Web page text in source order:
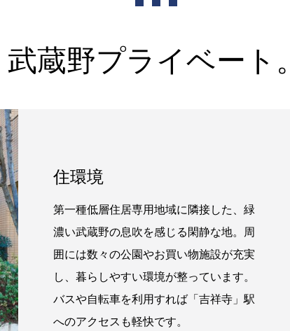
武蔵野プライベート。
住環境
第一種低層住居専用地域に隣接した、緑
濃い武蔵野の息吹を感じる閑静な地。周
囲には数々の公園やお買い物施設が充実
し、暮らしやすい環境が整っています。
バスや自転車を利用すれば「吉祥寺」駅
へのアクセスも軽快です。